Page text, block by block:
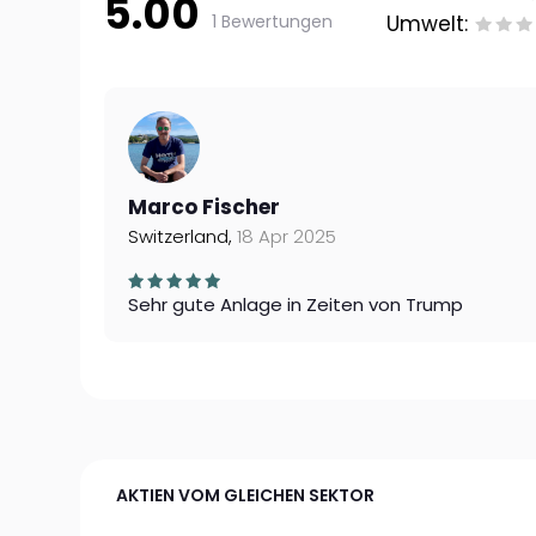
5.00 1 Bewertungen
Umwelt:
Marco Fischer
Switzerland,18 Apr 2025
Sehr gute Anlage in Zeiten von Trump
AKTIEN VOM GLEICHEN SEKTOR